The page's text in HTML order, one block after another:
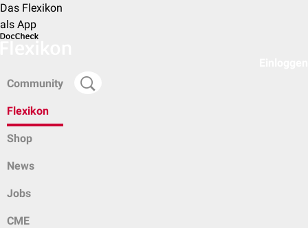
Das Flexikon
als App
Community
Flexikon
Shop
News
Jobs
CME